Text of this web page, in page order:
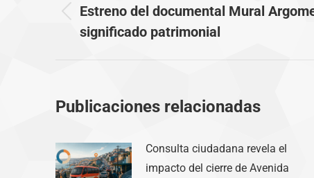
entre
publicaciones
Publicación
anterior:
Estreno del documental Mural
significado patrimonial
Publicaciones relacionadas
Consulta ciudadana revela el
impacto del cierre de Avenida